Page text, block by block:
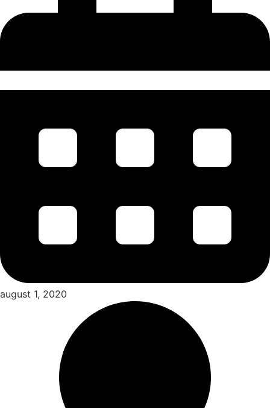
august 1, 2020